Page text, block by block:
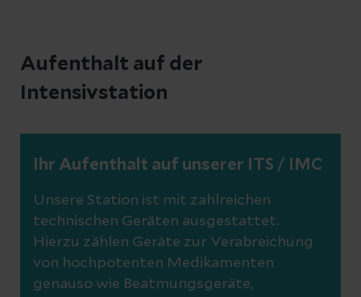
Aufenthalt auf der
Intensivstation
Ihr Aufenthalt auf unserer ITS / IMC
Unsere Station ist mit zahlreichen
technischen Geräten ausgestattet.
Hierzu zählen Geräte zur Verabreichung
von hochpotenten Medikamenten
genauso wie Beatmungsgeräte,